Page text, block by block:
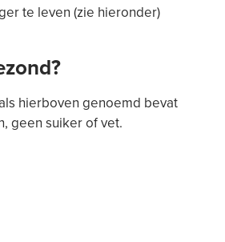
te leven (zie hieronder)
hierboven genoemd bevat
geen suiker of vet.